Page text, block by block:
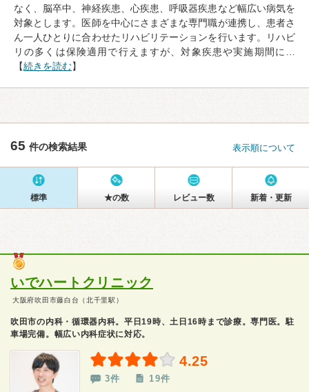
なく、脳卒中、神経疾患、心疾患、呼吸器疾患など幅広い病気を
対象とします。医師を中心にさまざまな専門職が連携し、患者さ
ん一人ひとりに合わせたリハビリテーションを行います。リハビ
リの多くは保険適用で行えますが、対象疾患や実施期間に…
【続きを読む】
65 件の検索結果 表示順について
標準 ★の数 レビュー数 新着・更新
いでハートクリニック
大阪府吹田市藤白台（北千里駅）
吹田市の内科・循環器内科。平日19時、土日16時まで診療。専門医。駐
車場完備。幅広い内科症状に対応。
4.25
3件 19件